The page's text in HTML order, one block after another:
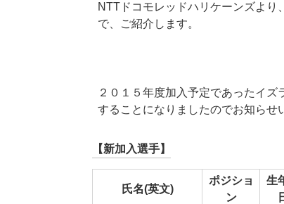
NTTドコモレッドハリケーンズよ
で、ご紹介します。
２０１５年度加入予定であったイ
することになりましたのでお知らせ
【新加入選手】
氏名(英文)
ポジショ
ン
生